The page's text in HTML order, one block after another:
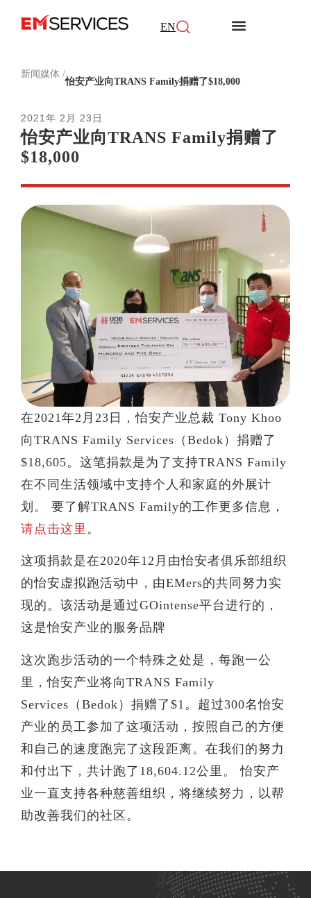
EN
新闻媒体 /
怡安产业向TRANS Family捐赠了$18,000
2021年 2月 23日
怡安产业向TRANS Family捐赠了
$18,000
在2021年2月23日，怡安产业总裁 Tony Khoo
向TRANS Family Services（Bedok）捐赠了
$18,605。这笔捐款是为了支持TRANS Family
在不同生活领域中支持个人和家庭的外展计
划。 要了解TRANS Family的工作更多信息，
请点击这里 。
这项捐款是在2020年12月由怡安者俱乐部组织
的怡安虚拟跑活动中，由EMers的共同努力实
现的。该活动是通过GOintense平台进行的，
这是怡安产业的服务品牌
这次跑步活动的一个特殊之处是，每跑一公
里，怡安产业将向TRANS Family
Services（Bedok）捐赠了$1。超过300名怡安
产业的员工参加了这项活动，按照自己的方便
和自己的速度跑完了这段距离。在我们的努力
和付出下，共计跑了18,604.12公里。 怡安产
业一直支持各种慈善组织，将继续努力，以帮
助改善我们的社区。